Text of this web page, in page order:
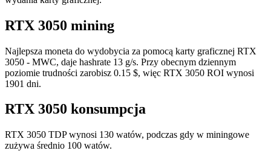
RTX 3050 mining
Najlepsza moneta do wydobycia za pomocą karty graficznej RTX
3050 - MWC, daje hashrate 13 g/s. Przy obecnym dziennym
poziomie trudności zarobisz 0.15 $, więc RTX 3050 ROI wynosi
1901 dni.
RTX 3050 konsumpcja
RTX 3050 TDP wynosi 130 watów, podczas gdy w miningowe
zużywa średnio 100 watów.